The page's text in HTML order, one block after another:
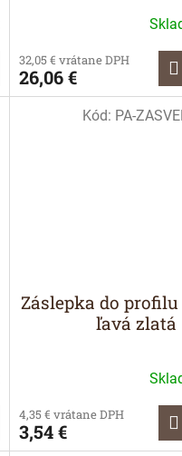
32,05 € vrátane DPH
26,06 €
Záslepka do profilu
ľavá zlatá
4,35 € vrátane DPH
3,54 €
Kód: PA-